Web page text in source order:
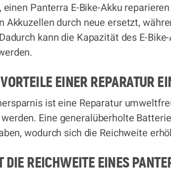
Panterra E-Bike-Akku
Akkuzellen durch neue ersetzt,
kann die Kapazität des E-
EINER REPARATUR
ist eine Reparatur
Eine generalüberholte
wodurch sich die Reichweite
DIE REICHWEITE EINES